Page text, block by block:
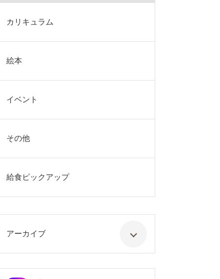
カリキュラム
絵本
イベント
その他
給食ピックアップ
アーカイブ